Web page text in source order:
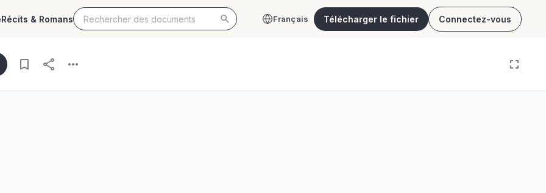
Récits & Romans Français Télécharger le fichier Connectez-vous